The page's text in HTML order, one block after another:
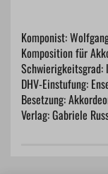
Komponist:
Komposition für
DHV-Einstufung:
Besetzung:
Verlag: Gabriele